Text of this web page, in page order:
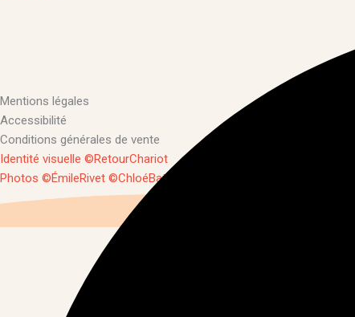
Mentions légales
Accessibilité
Conditions générales de vente
Identité visuelle ©RetourChariot
Photos ©ÉmileRivet ©ChloéBaty ©CécileAgrapart
Copyright © 2026 Gazoufest.fr | Propulsé par Gazoufest.fr